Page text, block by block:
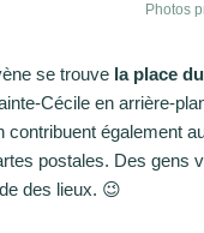
Photos
se trouve la place
Cécile en arrière-
contribuent également
postales. Des gens
des lieux. 😉